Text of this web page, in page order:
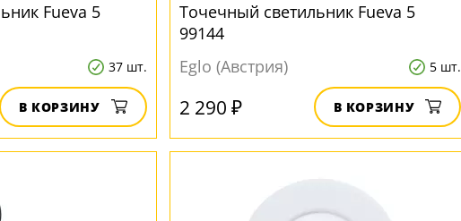
Fueva 5
37 шт.
В КОРЗИНУ
Точечный светильник Fueva 5
99144
Eglo (Австрия)
5 шт.
2 290 ₽ В КОРЗИНУ